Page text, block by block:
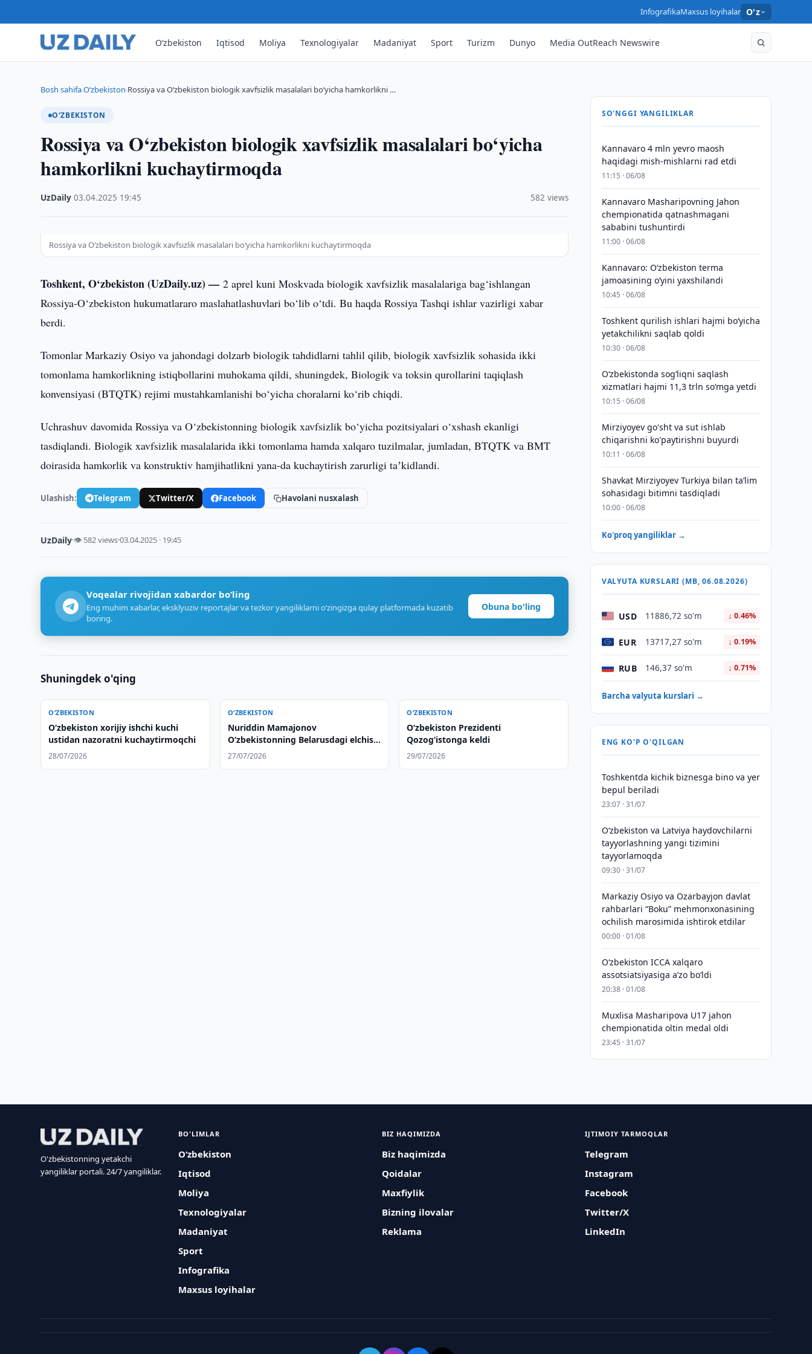
InfografikaMaxsus loyihalar O'z
O‘zbekiston Iqtisod Moliya Texnologiyalar Madaniyat Sport Turizm Dunyo Media OutReach Newswire
Bosh sahifa›O‘zbekiston›Rossiya va O‘zbekiston biologik xavfsizlik masalalari bo‘yicha hamkorlikni …
O‘ZBEKISTON
Rossiya va O‘zbekiston biologik xavfsizlik masalalari bo‘yicha
hamkorlikni kuchaytirmoqda
UzDaily ·03.04.2025 19:45 582 views
Rossiya va O‘zbekiston biologik xavfsizlik masalalari bo‘yicha hamkorlikni kuchaytirmoqda
Toshkent, O‘zbekiston (UzDaily.uz) —2 aprel kuni Moskvada biologik xavfsizlik masalalariga bag‘ishlangan
Rossiya-O‘zbekiston hukumatlararo maslahatlashuvlari bo‘lib o‘tdi. Bu haqda Rossiya Tashqi ishlar vazirligi xabar
berdi.
Tomonlar Markaziy Osiyo va jahondagi dolzarb biologik tahdidlarni tahlil qilib, biologik xavfsizlik sohasida ikki
tomonlama hamkorlikning istiqbollarini muhokama qildi, shuningdek, Biologik va toksin qurollarini taqiqlash
konvensiyasi (BTQTK) rejimi mustahkamlanishi bo‘yicha choralarni ko‘rib chiqdi.
Uchrashuv davomida Rossiya va O‘zbekistonning biologik xavfsizlik bo‘yicha pozitsiyalari o‘xshash ekanligi
tasdiqlandi. Biologik xavfsizlik masalalarida ikki tomonlama hamda xalqaro tuzilmalar, jumladan, BTQTK va BMT
doirasida hamkorlik va konstruktiv hamjihatlikni yana-da kuchaytirish zarurligi taʼkidlandi.
Ulashish: Telegram Twitter/X Facebook Havolani nusxalash
UzDaily·👁 582 views·03.04.2025 · 19:45
Voqealar rivojidan xabardor bo‘ling
Eng muhim xabarlar, eksklyuziv reportajlar va tezkor yangiliklarni o‘zingizga qulay platformada kuzatib
boring.
Obuna bo'ling
Shuningdek o'qing
O‘ZBEKISTON
Oʻzbekiston xorijiy ishchi kuchi
ustidan nazoratni kuchaytirmoqchi
28/07/2026
O‘ZBEKISTON
Nuriddin Mamajonov
O‘zbekistonning Belarusdagi elchisi
etib tayinlandi
27/07/2026
O‘ZBEKISTON
Oʻzbekiston Prezidenti
Qozogʻistonga keldi
29/07/2026
SO'NGGI YANGILIKLAR
Kannavaro 4 mln yevro maosh
haqidagi mish-mishlarni rad etdi
11:15 · 06/08
Kannavaro Masharipovning Jahon
chempionatida qatnashmagani
sababini tushuntirdi
11:00 · 06/08
Kannavaro: O‘zbekiston terma
jamoasining o‘yini yaxshilandi
10:45 · 06/08
Toshkent qurilish ishlari hajmi bo‘yicha
yetakchilikni saqlab qoldi
10:30 · 06/08
O‘zbekistonda sog‘liqni saqlash
xizmatlari hajmi 11,3 trln so‘mga yetdi
10:15 · 06/08
Mirziyoyev go'sht va sut ishlab
chiqarishni ko'paytirishni buyurdi
10:11 · 06/08
Shavkat Mirziyoyev Turkiya bilan taʼlim
sohasidagi bitimni tasdiqladi
10:00 · 06/08
Ko'proq yangiliklar →
VALYUTA KURSLARI (MB, 06.08.2026)
USD 11886,72 so'm ↓ 0.46%
EUR 13717,27 so'm ↓ 0.19%
RUB 146,37 so'm ↓ 0.71%
Barcha valyuta kurslari →
ENG KO'P O'QILGAN
Toshkentda kichik biznesga bino va yer
bepul beriladi
23:07 · 31/07
Oʻzbekiston va Latviya haydovchilarni
tayyorlashning yangi tizimini
tayyorlamoqda
09:30 · 31/07
Markaziy Osiyo va Ozarbayjon davlat
rahbarlari “Boku” mehmonxonasining
ochilish marosimida ishtirok etdilar
00:00 · 01/08
O‘zbekiston ICCA xalqaro
assotsiatsiyasiga aʼzo bo‘ldi
20:38 · 01/08
Muxlisa Masharipova U17 jahon
chempionatida oltin medal oldi
23:45 · 31/07
O'zbekistonning yetakchi
yangiliklar portali. 24/7 yangiliklar.
BO'LIMLAR
O‘zbekiston
Iqtisod
Moliya
Texnologiyalar
Madaniyat
Sport
Infografika
Maxsus loyihalar
BIZ HAQIMIZDA
Biz haqimizda
Qoidalar
Maxfiylik
Bizning ilovalar
Reklama
IJTIMOIY TARMOQLAR
Telegram
Instagram
Facebook
Twitter/X
LinkedIn